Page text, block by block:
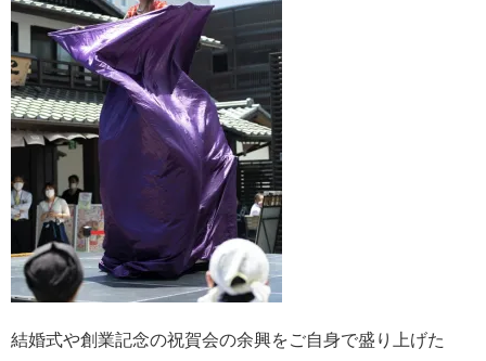
結婚式や創業記念の祝賀会の余興をご自身で盛り上げた